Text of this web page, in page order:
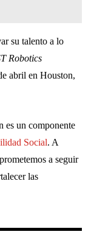
su talento a lo
Robotics
abril en Houston,
es un componente
Social. A
a seguir
las